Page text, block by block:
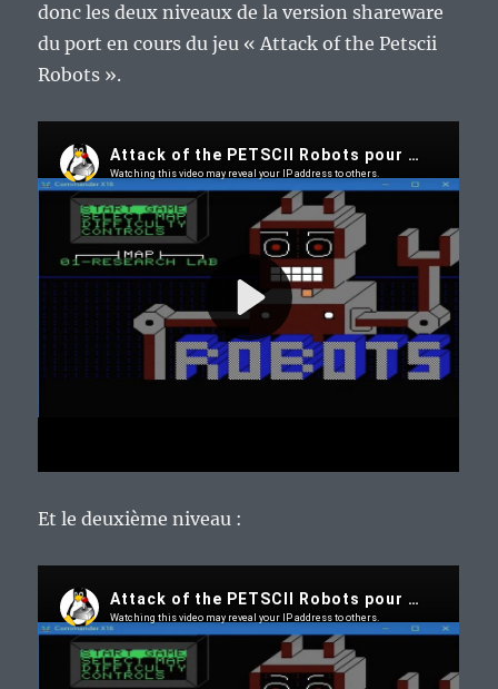
donc les deux niveaux de la version shareware
du port en cours du jeu « Attack of the Petscii
Robots ».
Et le deuxième niveau :